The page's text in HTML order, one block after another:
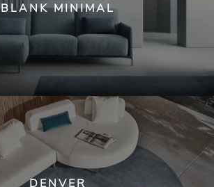
BLANK MINIMAL
DENVER